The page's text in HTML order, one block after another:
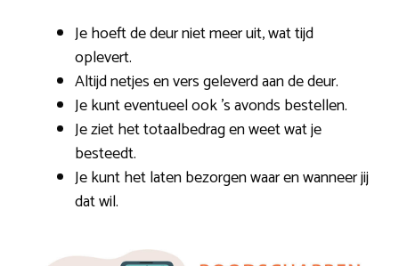
Je hoeft de deur niet meer uit, wat tijd
oplevert.
Altijd netjes en vers geleverd aan de deur.
Je kunt eventueel ook ’s avonds bestellen.
Je ziet het totaalbedrag en weet wat je
besteedt.
Je kunt het laten bezorgen waar en wanneer jij
dat wil.